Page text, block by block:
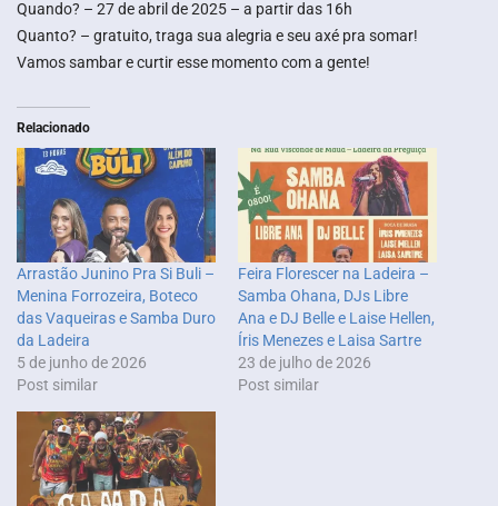
Quando? – 27 de abril de 2025 – a partir das 16h
Quanto? – gratuito, traga sua alegria e seu axé pra somar!
Vamos sambar e curtir esse momento com a gente!
Relacionado
Arrastão Junino Pra Si Buli –
Menina Forrozeira, Boteco
das Vaqueiras e Samba Duro
da Ladeira
5 de junho de 2026
Post similar
Feira Florescer na Ladeira –
Samba Ohana, DJs Libre
Ana e DJ Belle e Laise Hellen,
Íris Menezes e Laisa Sartre
23 de julho de 2026
Post similar